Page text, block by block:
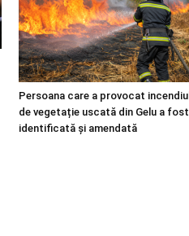
Persoana care a provocat incendiul
de vegetație uscată din Gelu a fost
identificată și amendată